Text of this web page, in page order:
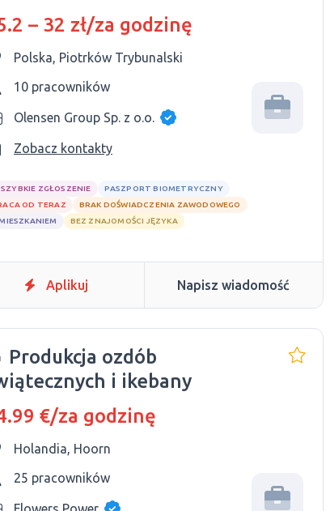
– 32 zł/za godzinę
Polska, Piotrków Trybunalski
10 pracowników
Olensen Group Sp. z o.o.
Zobacz kontakty
SZYBKIE ZGŁOSZENIE
PASZPORT BIOMETRYCZNY
OD TERAZ
BRAK DOŚWIADCZENIA ZAWODOWEGO
BEZ ZNAJOMOŚCI JĘZYKA
Aplikuj Napisz wiadomość
Produkcja ozdób
i ikebany
€/za godzinę
Holandia, Hoorn
25 pracowników